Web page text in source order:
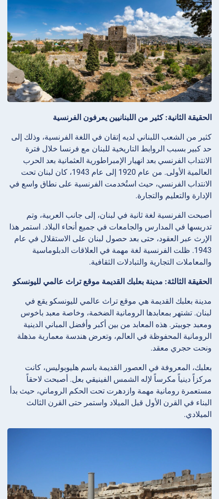
الحقيقة الثانية: كثير من اللبنانيين يعرفون الفرنسية
كثير من الشعب اللبناني لديه إتقان في اللغة الفرنسية، وذلك إلى
حد كبير بسبب الروابط التاريخية للبنان مع فرنسا خلال فترة
الانتداب الفرنسي بعد انهيار الإمبراطورية العثمانية بعد الحرب
العالمية الأولى. من عام 1920 إلى عام 1943، كان لبنان تحت
الانتداب الفرنسي، حيث استُخدمت الفرنسية على نطاق واسع في
الإدارة والتعليم والتجارة.
أصبحت الفرنسية لغة ثانية في لبنان، إلى جانب العربية، وتم
تدريسها في المدارس والجامعات في جميع أنحاء البلاد. استمر هذا
الإرث عبر العقود، حتى بعد حصول لبنان على الاستقلال في عام
1943. ظلت الفرنسية لغة مهمة في العلاقات الدبلوماسية
والمعاملات التجارية والتبادلات الثقافية.
الحقيقة الثالثة: مدينة بعلبك القديمة موقع تراث عالمي لليونسكو
مدينة بعلبك القديمة هي موقع تراث عالمي لليونسكو يقع في
لبنان. تشتهر بمعابدها الرومانية الضخمة، وخاصة معبد باخوس
ومعبد جوبيتر. هذه المعابد من بين أكبر وأفضل المباني الدينية
الرومانية المحفوظة في العالم، وتعرض هندسة معمارية مذهلة
ونحت حجري معقد.
بعلبك، المعروفة في العصور القديمة باسم هليوبوليس، كانت
مركزاً دينياً مكرساً لإله الشمس الفينيقي بعل. أصبحت لاحقاً
مستعمرة رومانية مهمة وازدهرت تحت الحكم الروماني، حيث بدأ
البناء في القرن الأول قبل الميلاد واستمر حتى القرن الثالث
الميلادي.